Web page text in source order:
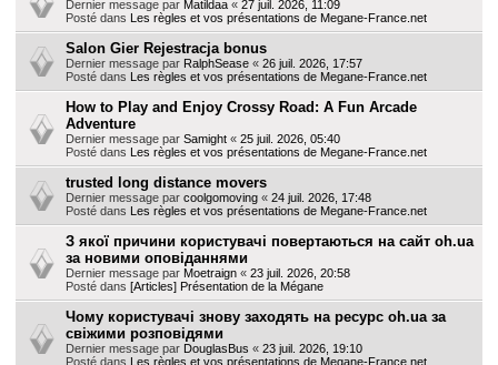
Dernier message par Matildaa « 27 juil. 2026, 11:09
Posté dans Les règles et vos présentations de Megane-France.net
Salon Gier Rejestracja bonus
Dernier message par RalphSease « 26 juil. 2026, 17:57
Posté dans Les règles et vos présentations de Megane-France.net
How to Play and Enjoy Crossy Road: A Fun Arcade
Adventure
Dernier message par Samight « 25 juil. 2026, 05:40
Posté dans Les règles et vos présentations de Megane-France.net
trusted long distance movers
Dernier message par coolgomoving « 24 juil. 2026, 17:48
Posté dans Les règles et vos présentations de Megane-France.net
З якої причини користувачі повертаються на сайт oh.ua
за новими оповіданнями
Dernier message par Moetraign « 23 juil. 2026, 20:58
Posté dans [Articles] Présentation de la Mégane
Чому користувачі знову заходять на ресурс oh.ua за
свіжими розповідями
Dernier message par DouglasBus « 23 juil. 2026, 19:10
Posté dans Les règles et vos présentations de Megane-France.net